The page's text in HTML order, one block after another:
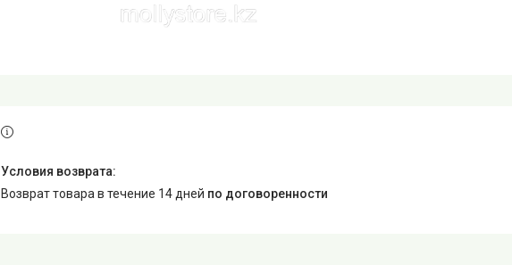
возврат товара в течение 14 дней по договоренности